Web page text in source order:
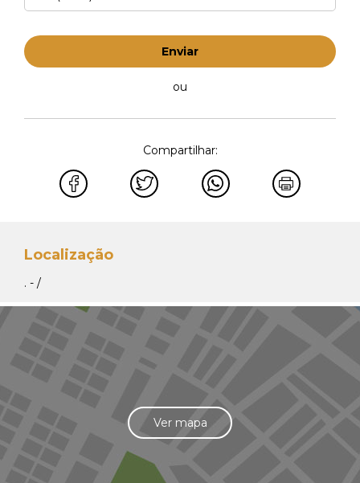
Enviar
ou
Compartilhar:
Localização
. - /
Ver mapa